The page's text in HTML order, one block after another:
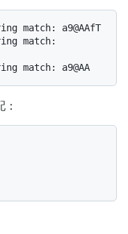
match: a9@AAfT
match: